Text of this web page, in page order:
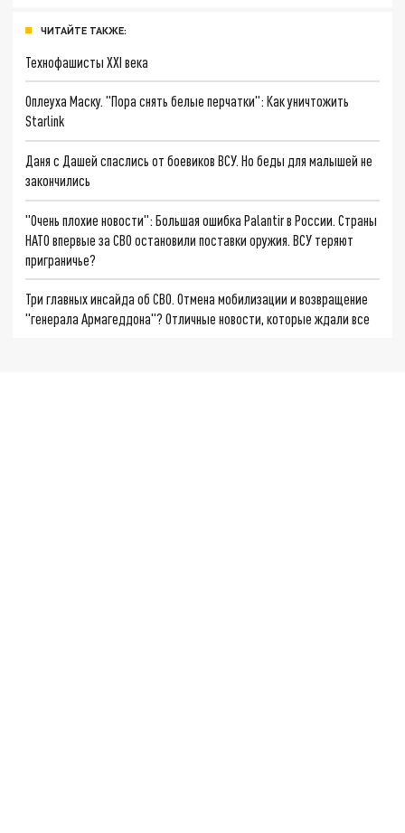
ЧИТАЙТЕ ТАКЖЕ:
Технофашисты XXI века
Оплеуха Маску. "Пора снять белые перчатки": Как уничтожить
Starlink
Даня с Дашей спаслись от боевиков ВСУ. Но беды для малышей не
закончились
"Очень плохие новости": Большая ошибка Palantir в России. Страны
НАТО впервые за СВО остановили поставки оружия. ВСУ теряют
приграничье?
Три главных инсайда об СВО. Отмена мобилизации и возвращение
"генерала Армагеддона"? Отличные новости, которые ждали все